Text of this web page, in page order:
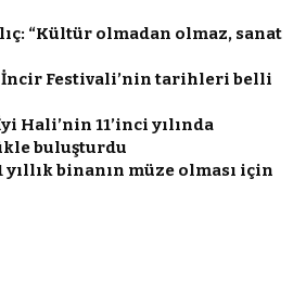
“Kültür olmadan olmaz, sanat
İncir Festivali’nin tarihleri belli
Hali’nin 11’inci yılında
buluşturdu
yıllık binanın müze olması için